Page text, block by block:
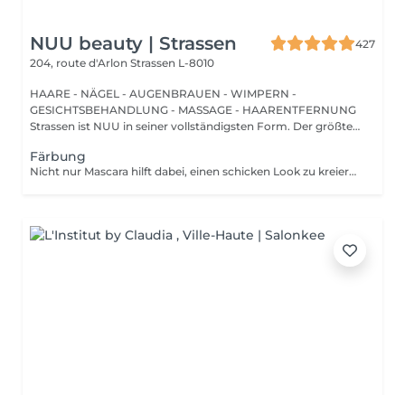
NUU beauty | Strassen
427
204, route d'Arlon Strassen L-8010
HAARE - NÄGEL - AUGENBRAUEN - WIMPERN -
GESICHTSBEHANDLUNG - MASSAGE - HAARENTFERNUNG
Strassen ist NUU in seiner vollständigsten Form. Der größte
Färbung
Nicht nur Mascara hilft dabei, einen schicken Look zu kreieren, sondern auch das Färben Ihrer Wimpern! Wie wird das Wimpern färben durchgeführt? - Wimpern werden gewaschen - Augencreme wird aufgetragen - Klebeband und die Patches werden aufgetragen - färben - Klebeband und die Patches werden entfernt Altersbeschränkungen: empfohlenes Mindestalter ab 14 Jahren. Empfehlungen nach dem Eingriff: die Wimpern 24 Stunden nach dem Eingriff nicht nass machen. Frequenz: einmal in 2-3 Wochen.